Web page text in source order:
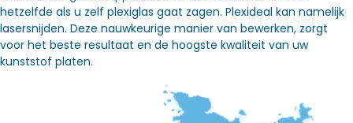
hetzelfde als u zelf plexiglas gaat zagen. Plexideal kan namelijk
lasersnijden. Deze nauwkeurige manier van bewerken, zorgt
voor het beste resultaat en de hoogste kwaliteit van uw
kunststof platen.